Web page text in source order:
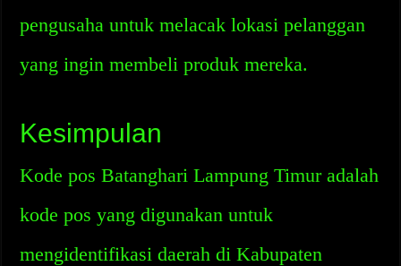
pengusaha untuk melacak lokasi pelanggan
yang ingin membeli produk mereka.
Kesimpulan
Kode pos Batanghari Lampung Timur adalah
kode pos yang digunakan untuk
mengidentifikasi daerah di Kabupaten